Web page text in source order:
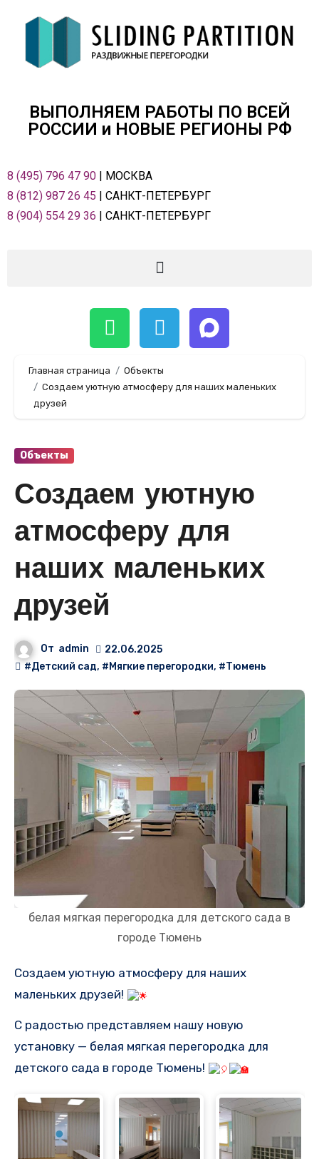
ВЫПОЛНЯЕМ РАБОТЫ ПО ВСЕЙ
РОСCИИ и НОВЫЕ РЕГИОНЫ РФ
8 (495) 796 47 90 | МОСКВА
8 (812) 987 26 45 | САНКТ-ПЕТЕРБУРГ
8 (904) 554 29 36 | САНКТ-ПЕТЕРБУРГ
Главная страница
Объекты
Создаем уютную атмосферу для наших маленьких
друзей
Объекты
Создаем уютную
атмосферу для
наших маленьких
друзей
От admin
22.06.2025
#Детский сад, #Мягкие перегородки, #Тюмень
белая мягкая перегородка для детского сада в
городе Тюмень
Создаем уютную атмосферу для наших
маленьких друзей!
С радостью представляем нашу новую
установку — белая мягкая перегородка для
детского сада в городе Тюмень!